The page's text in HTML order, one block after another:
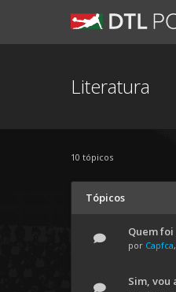
Literatura
10 tópicos
Tópicos
Quem foi
por Capfca
Sim,